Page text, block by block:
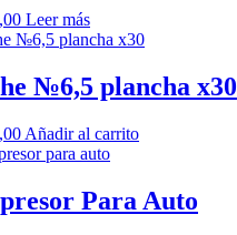
Leer más
№6,5 plancha x30
Añadir al carrito
Para Auto